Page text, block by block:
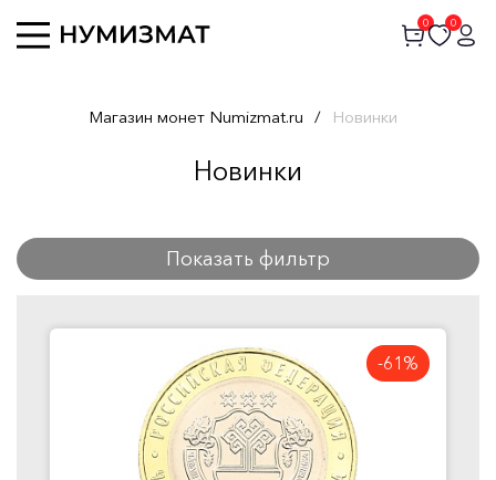
0 0
Магазин монет Numizmat.ru / Новинки
Новинки
Показать фильтр
-61%